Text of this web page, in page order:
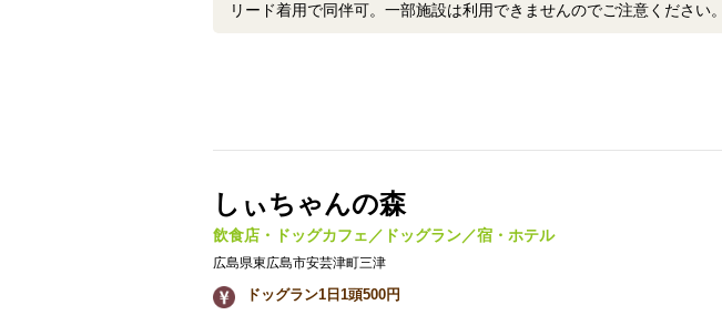
リード着用で同伴可。一部施設は利用できませんのでご注意ください。
しぃちゃんの森
飲食店・ドッグカフェ／ドッグラン／宿・ホテル
広島県東広島市安芸津町三津
ドッグラン1日1頭500円